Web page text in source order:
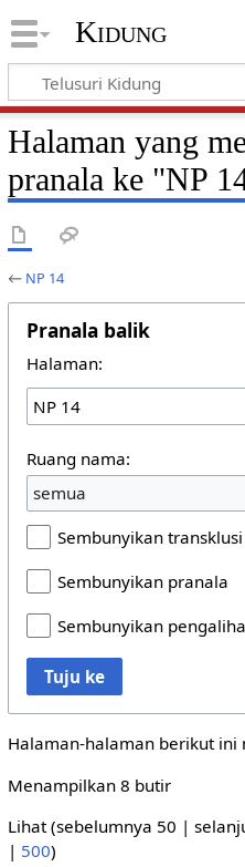
Kidung
Halaman yang
pranala ke "NP
← NP 14
Pranala balik
Halaman:
Ruang nama:
semua
Sembunyikan transklusi
Sembunyikan pranala
Sembunyikan
Tuju ke
Halaman-halaman berikut ini
Menampilkan 8 butir
Lihat (sebelumnya 50 |
| 500)